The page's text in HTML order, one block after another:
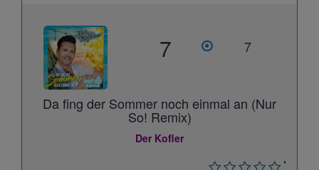
7 7
Da fing der Sommer noch einmal an (Nur
So! Remix)
Der Kofler
*